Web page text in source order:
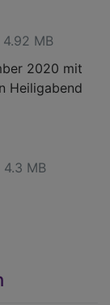
4.92 MB
2020 mit
Heiligabend
4.3 MB